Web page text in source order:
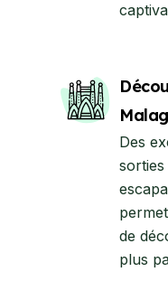
Des
de
plus